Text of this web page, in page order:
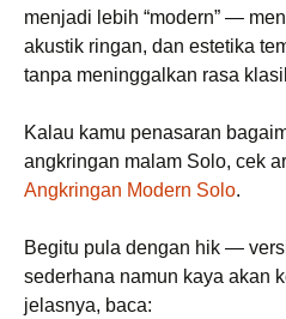
menjadi lebih “modern” —
akustik ringan, dan estetika
tanpa meninggalkan rasa
Kalau kamu penasaran
angkringan malam Solo, cek
Angkringan Modern Solo.
Begitu pula dengan hik —
sederhana namun kaya akan
jelasnya, baca: